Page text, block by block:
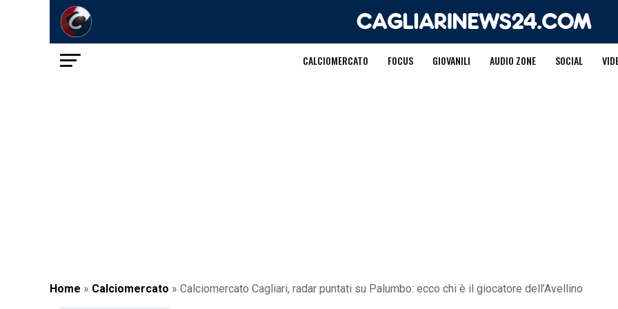
CALCIOMERCATO FOCUS GIOVANILI AUDIO ZONE SOCIAL
Home » Calciomercato » Calciomercato Cagliari, radar puntati su Palumbo: ecco chi è il giocatore dell’Avellino